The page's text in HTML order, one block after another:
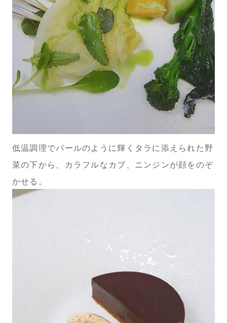
低温調理でパールのように輝くタラに添えられた野
菜の下から、カラフルなカブ、ニンジンが顔をのぞ
かせる。